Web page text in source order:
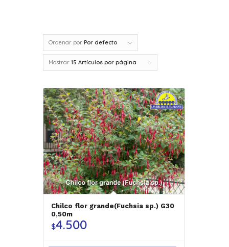
Ordenar por Por defecto
Mostrar 15 Artículos por página
Chilco flor grande(Fuchsia sp.) G30
0,50m
$4.500